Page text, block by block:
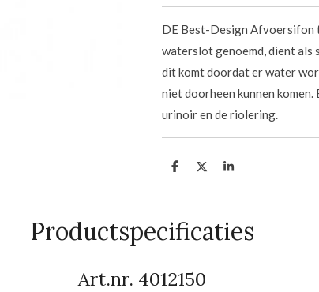
DE Best-Design Afvoersifon
waterslot genoemd, dient als
dit komt doordat er water
niet doorheen kunnen
urinoir en de riolering.
D
D
S
Productspecificaties
Art.nr. 4012150